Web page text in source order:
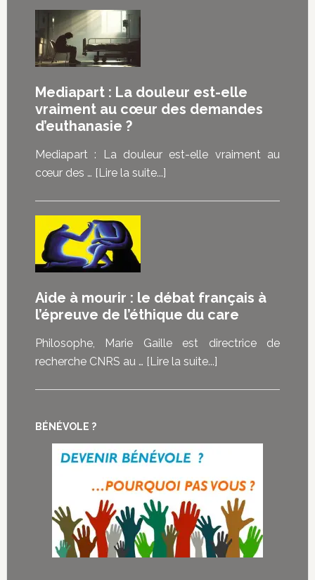
mourir,
mais
pouvoir
choisir”
les
que
la
sur
la
fin
représente
pour
eux
Mediapart : La douleur est-elle
vraiment au cœur des demandes
d’euthanasie ?
Mediapart : La douleur est-elle vraiment au
cœur des … [Lire la suite...]à
vraiment
au
des
d’euthanasie
Aide à mourir : le débat français à
l’épreuve de l’éthique du care
Philosophe, Marie Gaille est directrice de
recherche CNRS au … [Lire la suite...]à
français
à
l’épreuve
de
BÉNÉVOLE ?